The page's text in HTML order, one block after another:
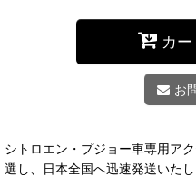
カ
お
シトロエン・プジョー車専用ア
選し、日本全国へ迅速発送いたし